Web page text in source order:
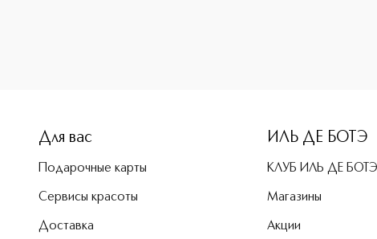
Для вас
Подарочные карты
Сервисы красоты
Доставка
ИЛЬ ДЕ БОТЭ
КЛУБ ИЛЬ ДЕ БОТЭ
Магазины
Акции